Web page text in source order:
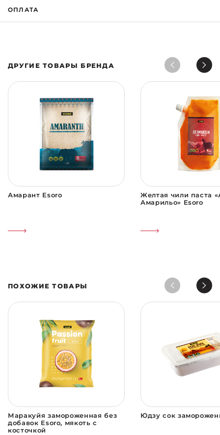
ОПЛАТА
ДРУГИЕ ТОВАРЫ БРЕНДА
Амарант Esoro
Желтая чили паста
Амарильо» Esoro
ПОХОЖИЕ ТОВАРЫ
Маракуйя замороженная без
добавок Esoro, мякоть с
косточкой
Юдзу сок